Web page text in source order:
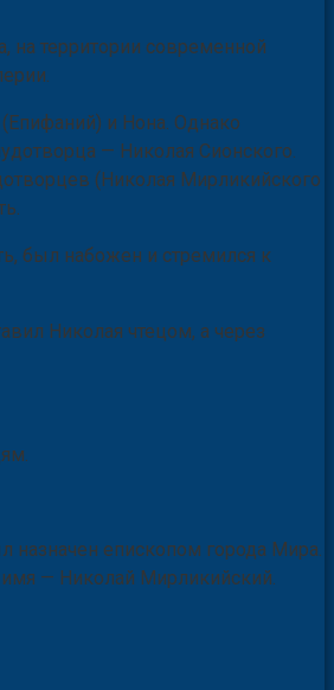
на территории современной
и Нона. Однако
— Николая Сионского.
(Николая Мирликийского
был набожен и стремился к
Николая чтецом, а через
назначен епископом города Мира.
— Николай Мирликийский.